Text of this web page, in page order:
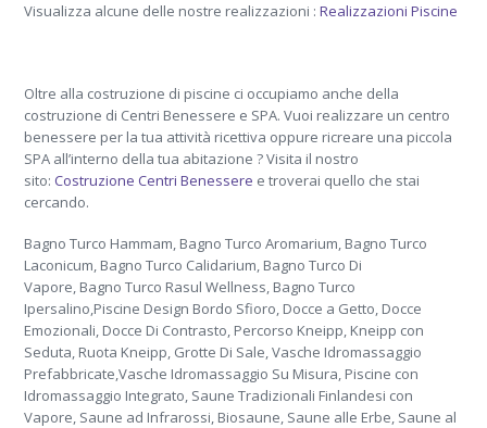
Visualizza alcune delle nostre realizzazioni :Realizzazioni Piscine
Oltre alla costruzione di piscine ci occupiamo anche della
costruzione di Centri Benessere e SPA. Vuoi realizzare un centro
benessere per la tua attività ricettiva oppure ricreare una piccola
SPA all’interno della tua abitazione ? Visita il nostro
sito: Costruzione Centri Benessere e troverai quello che stai
cercando.
Bagno Turco Hammam, Bagno Turco Aromarium, Bagno Turco
Laconicum, Bagno Turco Calidarium, Bagno Turco Di
Vapore, Bagno Turco Rasul Wellness, Bagno Turco
Ipersalino,Piscine Design Bordo Sfioro, Docce a Getto, Docce
Emozionali, Docce Di Contrasto, Percorso Kneipp, Kneipp con
Seduta, Ruota Kneipp, Grotte Di Sale, Vasche Idromassaggio
Prefabbricate,Vasche Idromassaggio Su Misura, Piscine con
Idromassaggio Integrato, Saune Tradizionali Finlandesi con
Vapore, Saune ad Infrarossi, Biosaune, Saune alle Erbe, Saune al